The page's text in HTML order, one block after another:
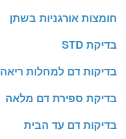
חומצות אורגניות בשתן
בדיקת STD
בדיקות דם למחלות ריאה
בדיקת ספירת דם מלאה
בדיקות דם עד הבית